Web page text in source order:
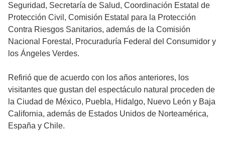
Seguridad, Secretaría de Salud, Coordinación Estatal de
Protección Civil, Comisión Estatal para la Protección
Contra Riesgos Sanitarios, además de la Comisión
Nacional Forestal, Procuraduría Federal del Consumidor y
los Ángeles Verdes.
Refirió que de acuerdo con los años anteriores, los
visitantes que gustan del espectáculo natural proceden de
la Ciudad de México, Puebla, Hidalgo, Nuevo León y Baja
California, además de Estados Unidos de Norteamérica,
España y Chile.